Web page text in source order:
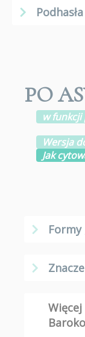
Podhasła
PO
w funkcji
Wersja
Jak